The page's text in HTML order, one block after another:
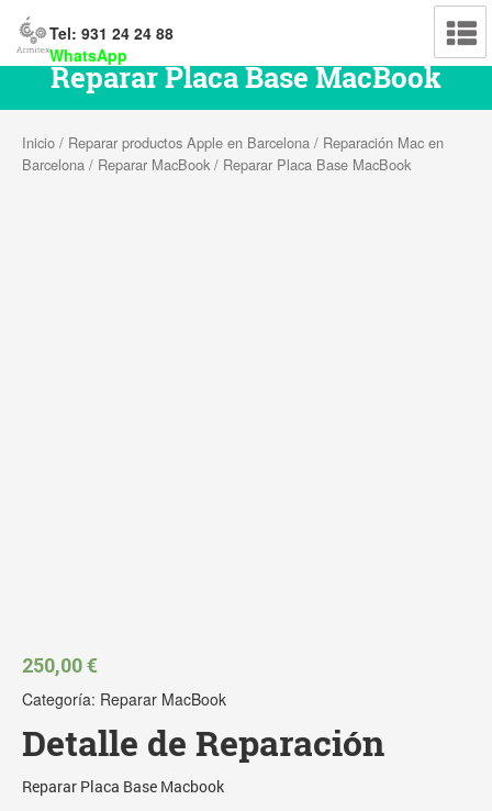
Tel: 931 24 24 88
WhatsApp
Reparar Placa Base MacBook
Inicio / Reparar productos Apple en Barcelona / Reparación Mac en
Barcelona / Reparar MacBook / Reparar Placa Base MacBook
250,00€
Categoría: Reparar MacBook
Detalle de Reparación
Reparar Placa Base Macbook